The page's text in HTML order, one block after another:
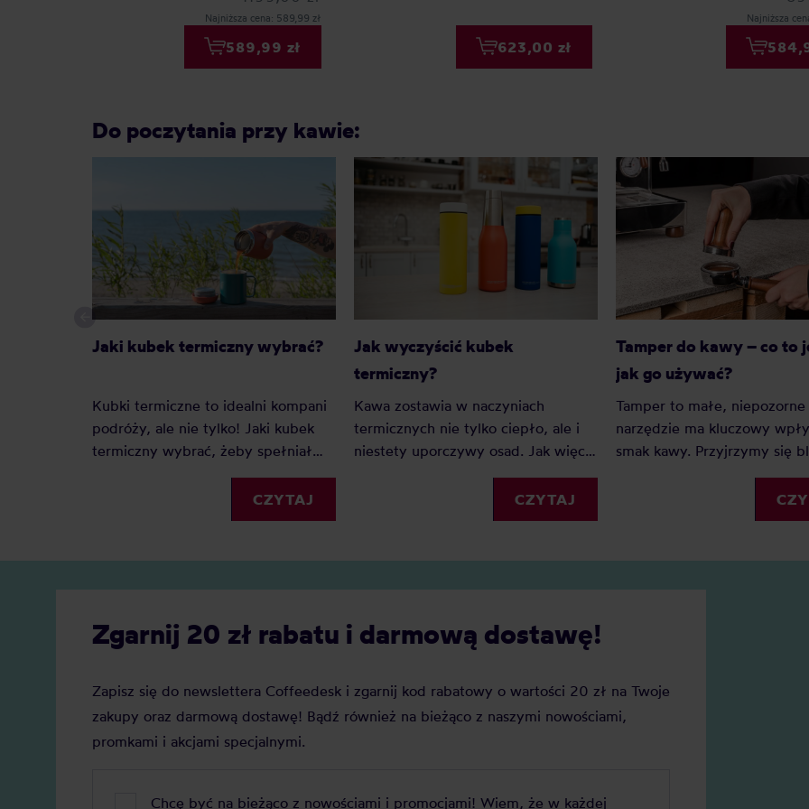
Najniższa cena: 589,99 zł
589,99 zł 623,00 zł
Najniższa
Do poczytania przy kawie:
Jaki kubek termiczny wybrać?
Kubki termiczne to idealni kompani
podróży, ale nie tylko! Jaki kubek
termiczny wybrać, żeby spełniał
wszystkie Twoje oczekiwania?
Sprawdź nasz mini-przewodnik po
kubkach termicznych.
CZYTAJ
Jak wyczyścić kubek
termiczny?
Kawa zostawia w naczyniach
termicznych nie tylko ciepło, ale i
niestety uporczywy osad. Jak więc
wyczyścić kubek termiczny?
CZYTAJ
Tamper do kawy – co to
jak go używać?
Tamper to małe, niepozorne
narzędzie ma kluczowy
smak kawy. Przyjrzymy się
jego roli i wpływu na jakość
espresso. Czy naprawdę jest
ważny? Jak dobrać tamper?
Zgarnij 20 zł rabatu i darmową dostawę!
Zapisz się do newslettera Coffeedesk i zgarnij kod rabatowy o wartości 20 zł na Twoje
zakupy oraz darmową dostawę! Bądź również na bieżąco z naszymi nowościami,
promkami i akcjami specjalnymi.
Chcę być na bieżąco z nowościami i promocjami! Wiem, że w każdej